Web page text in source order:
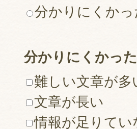
分かりにくかっ
分かりにくかっ
難しい文章が多
文章が長い
情報が足りてい